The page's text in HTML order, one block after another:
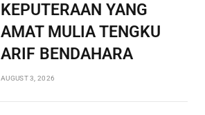
KEPUTERAAN YANG
AMAT MULIA TENGKU
ARIF BENDAHARA
AUGUST 3, 2026